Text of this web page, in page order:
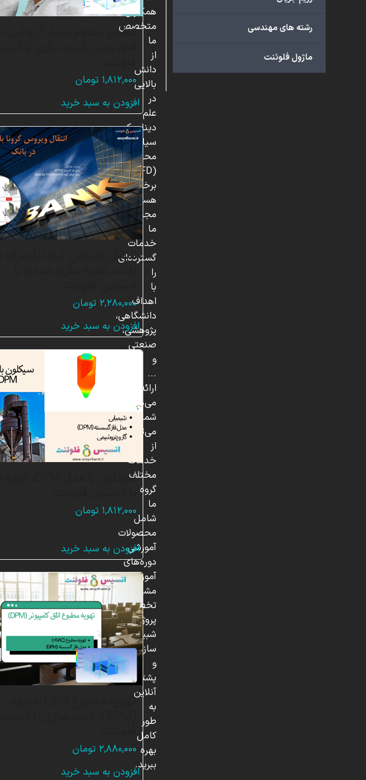
تنفس مداوم بیمار کرونایی در
۱,۸۱۲,۰۰۰ تومان
افزودن به سبد خرید
انتقال ویروس کرونا با سرفه در
۲,۲۸۰,۰۰۰ تومان
افزودن به سبد خرید
۱,۸۱۲,۰۰۰ تومان
افزودن به سبد خرید
تهویه مطبوع اتاق کامپیوتر
۲,۸۸۰,۰۰۰ تومان
افزودن به سبد خرید
رشته های مهندسی
ماژول فلوئنت
همکاران
متخصص
ما
از
دانش
بالایی
در
علم
دینامیک
سیالات
محاسباتی
(CFD)
برخوردار
هستند.
مجموعه
ما
خدمات
گسترده‌ای
را
با
اهداف
دانشگاهی،
پژوهشی،
صنعتی
و
...
ارائه
می‌دهد.
شما
می‌توانید
از
خدمات
مختلف
گروه
ما
شامل
محصولات
آموزشی،
دوره‌های
آموزشی،
مشاوره
تخصصی،
پروژه‌های
شبیه
سازی
و
پشتیبانی
آنلاین
به
طور
کامل
بهره
ببرید.